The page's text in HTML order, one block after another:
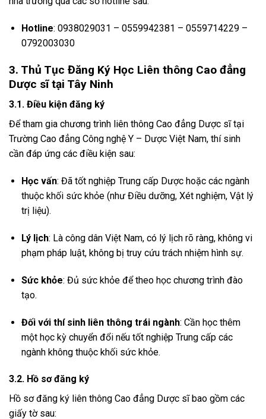
Hotline: 0938029031 – 0559942381 – 0559714229 –
0792003030
3. Thủ Tục Đăng Ký Học Liên thông Cao đẳng
Dược sĩ tại Tây Ninh
3.1. Điều kiện đăng ký
Để tham gia chương trình liên thông Cao đẳng Dược sĩ tại
Trường Cao đẳng Công nghệ Y – Dược Việt Nam, thí sinh
cần đáp ứng các điều kiện sau:
Học vấn: Đã tốt nghiệp Trung cấp Dược hoặc các ngành
thuộc khối sức khỏe (như Điều dưỡng, Xét nghiệm, Vật lý
trị liệu).
Lý lịch: Là công dân Việt Nam, có lý lịch rõ ràng, không vi
phạm pháp luật, không bị truy cứu trách nhiệm hình sự.
Sức khỏe: Đủ sức khỏe để theo học chương trình đào
tạo.
Đối với thí sinh liên thông trái ngành: Cần học thêm
một học kỳ chuyển đổi nếu tốt nghiệp Trung cấp các
ngành không thuộc khối sức khỏe.
3.2. Hồ sơ đăng ký
Hồ sơ đăng ký liên thông Cao đẳng Dược sĩ bao gồm các
giấy tờ sau: